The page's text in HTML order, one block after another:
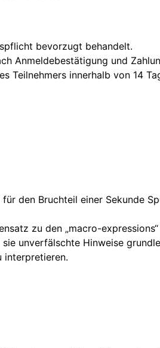
bevorzugt behandelt.
Anmeldebestätigung und
Teilnehmers innerhalb von 14
den Bruchteil einer Sekunde
zu den „macro-
unverfälschte Hinweise
interpretieren.